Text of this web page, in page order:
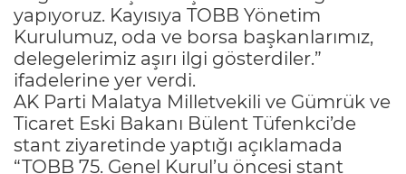
yapıyoruz. Kayısıya TOBB Yönetim
Kurulumuz, oda ve borsa başkanlarımız,
delegelerimiz aşırı ilgi gösterdiler.”
ifadelerine yer verdi.
AK Parti Malatya Milletvekili ve Gümrük ve
Ticaret Eski Bakanı Bülent Tüfenkci’de
stant ziyaretinde yaptığı açıklamada
“TOBB 75. Genel Kurul’u öncesi stant